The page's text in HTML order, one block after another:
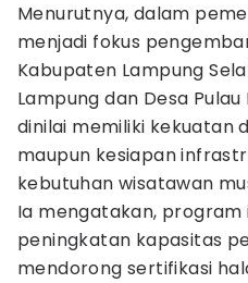
Menurutnya, dalam
menjadi fokus
Kabupaten Lampung
Lampung dan Desa
dinilai memiliki kekuatan
maupun kesiapan
kebutuhan wisatawan
Ia mengatakan,
peningkatan kapasitas
mendorong sertifikasi